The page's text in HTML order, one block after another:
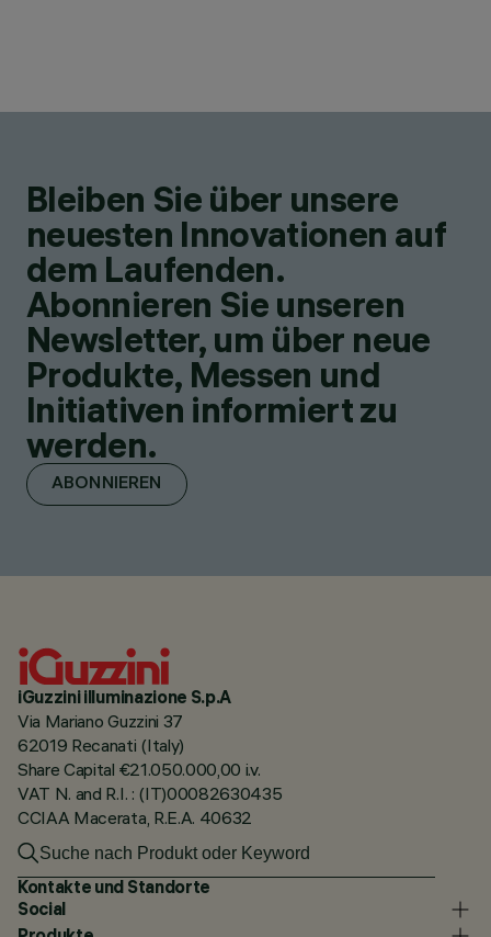
Bleiben Sie über unsere
neuesten Innovationen auf
dem Laufenden.
Abonnieren Sie unseren
Newsletter, um über neue
Produkte, Messen und
Initiativen informiert zu
werden.
ABONNIEREN
iGuzzini illuminazione S.p.A
Via Mariano Guzzini 37
62019 Recanati (Italy)
Share Capital €21.050.000,00 i.v.
VAT N. and R.I. : (IT)00082630435
CCIAA Macerata, R.E.A. 40632
Kontakte und Standorte
Social